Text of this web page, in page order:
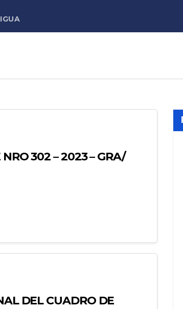
302 – 2023 – GRA/
DEL CUADRO DE